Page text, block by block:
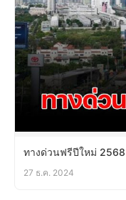
ทางด่วนฟรีปีใหม่ 2568
27 ธ.ค. 2024